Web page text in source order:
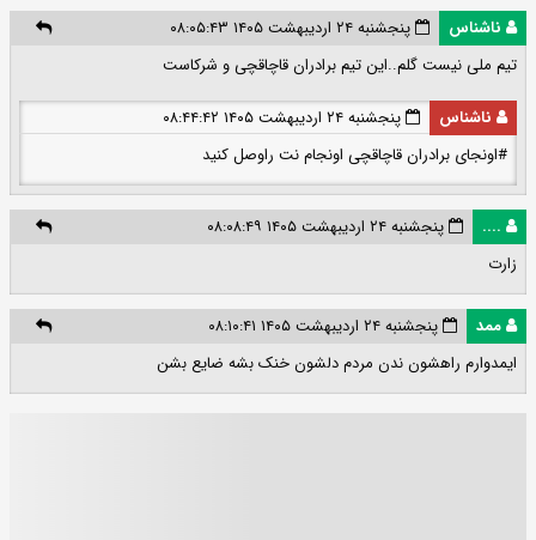
ناشناس
پنجشنبه ۲۴ اردیبهشت ۱۴۰۵ ۰۸:۰۵:۴۳
تیم ملی نیست گلم..این تیم برادران قاچاقچی و شرکاست
ناشناس
پنجشنبه ۲۴ اردیبهشت ۱۴۰۵ ۰۸:۴۴:۴۲
#اونجای برادران قاچاقچی اونجام نت راوصل کنید
....
پنجشنبه ۲۴ اردیبهشت ۱۴۰۵ ۰۸:۰۸:۴۹
زارت
ممد
پنجشنبه ۲۴ اردیبهشت ۱۴۰۵ ۰۸:۱۰:۴۱
ایمدوارم راهشون ندن مردم دلشون خنک بشه ضایع بشن